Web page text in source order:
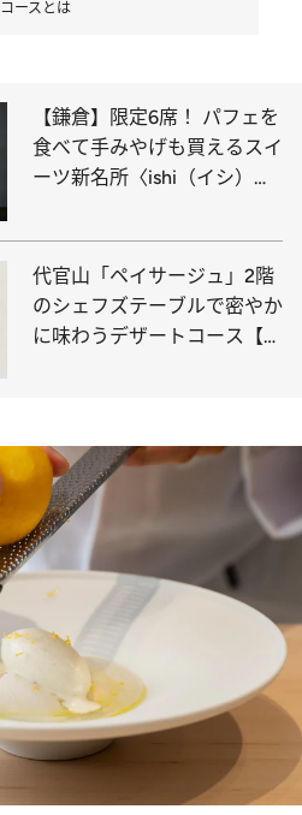
ースとは
【鎌倉】限定6席！ パフェを
食べて手みやげも買えるスイ
ーツ新名所〈ishi（イシ）〉
代官山「ペイサージュ」2階
のシェフズテーブルで密やか
に味わうデザートコース【全